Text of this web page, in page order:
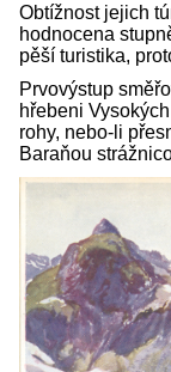
Obtížnost jejich
hodnocena
pěší turistika,
Prvovýstup
hřebeni
rohy, nebo-li
Baraňou